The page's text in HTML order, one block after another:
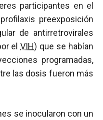
participantes en el
preexposición
de antirretrovirales
elVIH) que se habían
programadas,
las dosis fueron más
se inocularon con un